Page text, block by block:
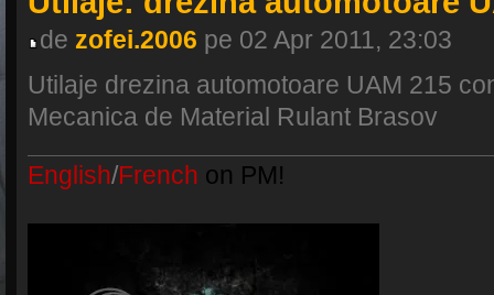
de zofei.2006 pe 02 Apr 2011, 23:03
Utilaje drezina automotoare UAM 215
Mecanica de Material Rulant Brasov
English/French on PM!